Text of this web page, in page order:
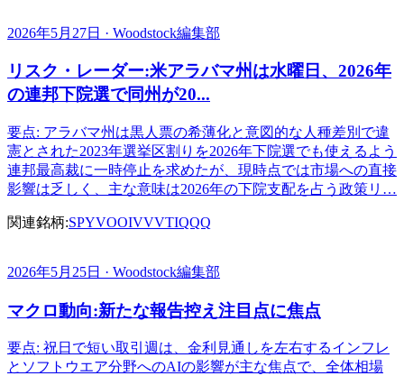
2026年5月27日 · Woodstock編集部
リスク・レーダー:米アラバマ州は水曜日、2026年
の連邦下院選で同州が20...
要点: アラバマ州は黒人票の希薄化と意図的な人種差別で違
憲とされた2023年選挙区割りを2026年下院選でも使えるよう
連邦最高裁に一時停止を求めたが、現時点では市場への直接
影響は乏しく、主な意味は2026年の下院支配を占う政策リ…
関連銘柄:SPYVOOIVVVTIQQQ
2026年5月25日 · Woodstock編集部
マクロ動向:新たな報告控え注目点に焦点
要点: 祝日で短い取引週は、金利見通しを左右するインフレ
とソフトウエア分野へのAIの影響が主な焦点で、全体相場